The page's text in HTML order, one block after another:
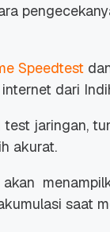
Speedtest
dari
test jaringan,
akurat.
saat